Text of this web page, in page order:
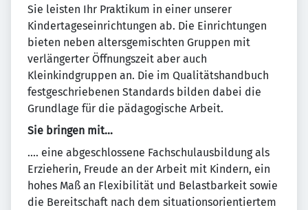
Sie leisten Ihr Praktikum in einer unserer
Kindertageseinrichtungen ab. Die Einrichtungen
bieten neben altersgemischten Gruppen mit
verlängerter Öffnungszeit aber auch
Kleinkindgruppen an. Die im Qualitätshandbuch
festgeschriebenen Standards bilden dabei die
Grundlage für die pädagogische Arbeit.
Sie bringen mit…
.... eine abgeschlossene Fachschulausbildung als
Erzieherin, Freude an der Arbeit mit Kindern, ein
hohes Maß an Flexibilität und Belastbarkeit sowie
die Bereitschaft nach dem situationsorientiertem